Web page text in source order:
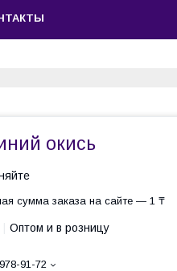
окись
сумма заказа на сайте — 1 ₸
Оптом и в розницу
91-72